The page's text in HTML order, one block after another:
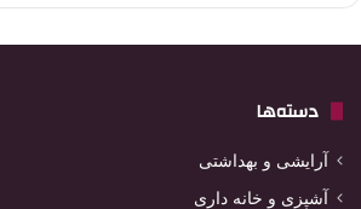
دسته‌ها
آرایشی و بهداشتی
آشپزی و خانه داری